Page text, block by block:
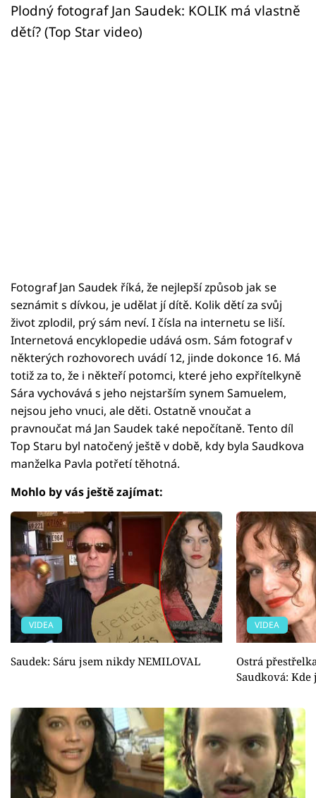
Sledujte nás
Plodný fotograf Jan Saudek: KOLIK má vlastně
dětí? (Top Star video)
Fotograf Jan Saudek říká, že nejlepší způsob jak se
seznámit s dívkou, je udělat jí dítě. Kolik dětí za svůj
život zplodil, prý sám neví. I čísla na internetu se liší.
Internetová encyklopedie udává osm. Sám fotograf v
některých rozhovorech uvádí 12, jinde dokonce 16. Má
totiž za to, že i někteří potomci, které jeho expřítelkyně
Sára vychovává s jeho nejstarším synem Samuelem,
nejsou jeho vnuci, ale děti. Ostatně vnoučat a
pravnoučat má Jan Saudek také nepočítaně. Tento díl
Top Staru byl natočený ještě v době, kdy byla Saudkova
manželka Pavla potřetí těhotná.
Mohlo by vás ještě zajímat:
VIDEA
Saudek: Sáru jsem nikdy NEMILOVAL
VIDEA
Ostrá
Saudková: Kde